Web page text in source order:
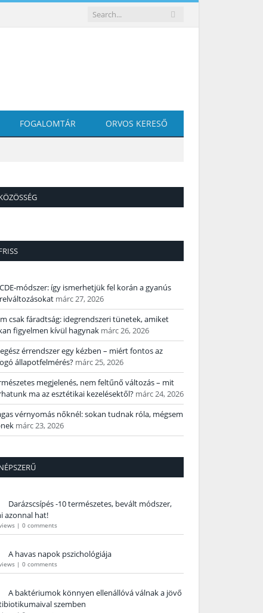
FOGALOMTÁR ORVOS KERESŐ
így ismerhetjük fel korán a gyanús
márc 27, 2026
csak fáradtság: idegrendszeri tünetek, amiket
figyelmen kívül hagynak márc 26, 2026
érrendszer egy kézben – miért fontos az
állapotfelmérés? márc 25, 2026
megjelenés, nem feltűnő változás – mit
ma az esztétikai kezelésektől? márc 24, 2026
vérnyomás nőknél: sokan tudnak róla, mégsem
márc 23, 2026
Darázscsípés -10 természetes, bevált módszer,
azonnal hat!
| 0 comments
A havas napok pszichológiája
| 0 comments
A baktériumok könnyen ellenállóvá válnak a jövő
szemben